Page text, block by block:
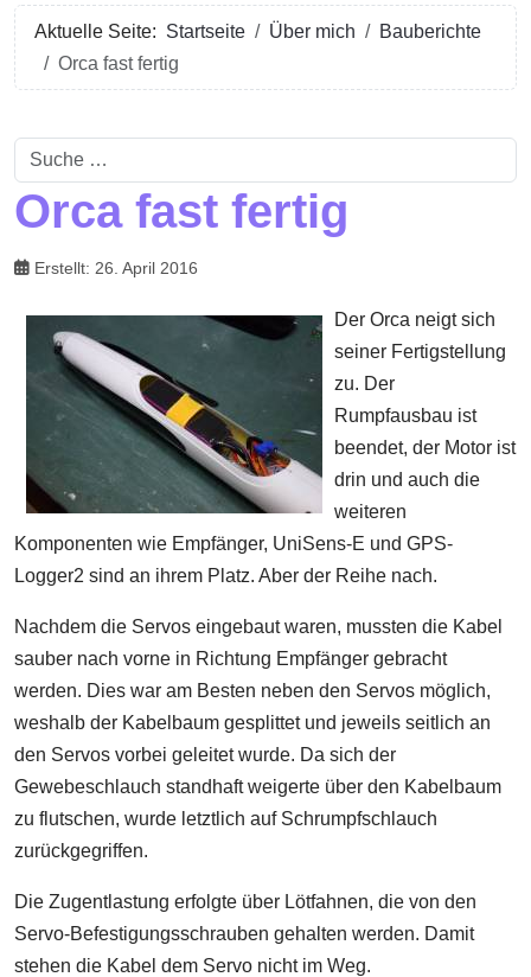
Aktuelle Seite: Startseite Über mich
Bauberichte
Orca fast fertig
Suchen
Orca fast fertig
Erstellt: 26. April 2016
Der Orca neigt sich
seiner Fertigstellung
zu. Der
Rumpfausbau ist
beendet, der Motor ist
drin und auch die
weiteren
Komponenten wie Empfänger, UniSens-E und GPS-
Logger2 sind an ihrem Platz. Aber der Reihe nach.
Nachdem die Servos eingebaut waren, mussten die Kabel
sauber nach vorne in Richtung Empfänger gebracht
werden. Dies war am Besten neben den Servos möglich,
weshalb der Kabelbaum gesplittet und jeweils seitlich an
den Servos vorbei geleitet wurde. Da sich der
Gewebeschlauch standhaft weigerte über den Kabelbaum
zu flutschen, wurde letztlich auf Schrumpfschlauch
zurückgegriffen.
Die Zugentlastung erfolgte über Lötfahnen, die von den
Servo-Befestigungsschrauben gehalten werden. Damit
stehen die Kabel dem Servo nicht im Weg.